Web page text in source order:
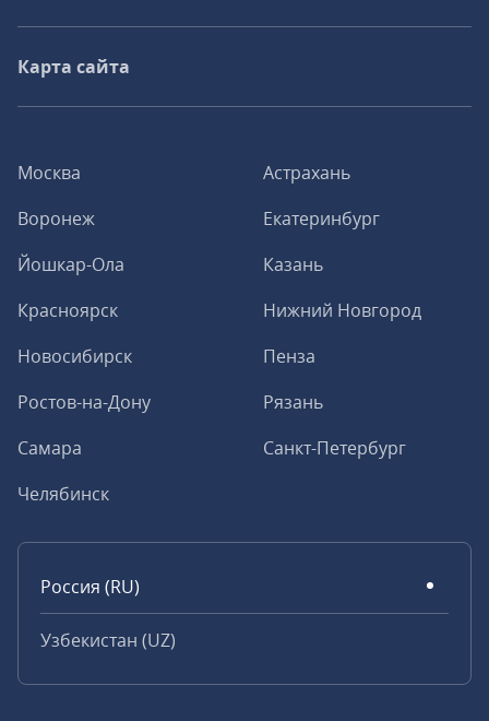
Москва
Астрахань
Воронеж
Екатеринбург
Йошкар-Ола
Казань
Красноярск
Нижний Новгород
Новосибирск
Пенза
Ростов-на-Дону
Рязань
Самара
Санкт-Петербург
Челябинск
Россия (RU)
Узбекистан (UZ)
Карта сайта